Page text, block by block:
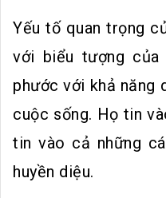
Yếu tố quan trọng
với biểu tượng của
phước với khả năng
cuộc sống. Họ tin
tin vào cả những
huyền diệu.